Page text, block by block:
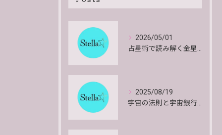
2026/05/01
2025/08/19